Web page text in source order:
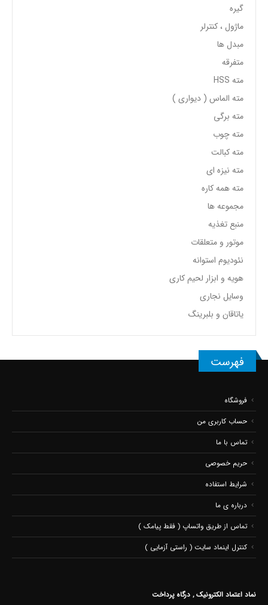
گیره
ماژول ، کنترلر
مبدل ها
متفرقه
مته HSS
مته الماس ( دیواری )
مته برگی
مته چوب
مته کبالت
مته نیزه ای
مته همه کاره
مجموعه ها
منبع تغذیه
موتور و متعلقات
نئودیوم استوانه
هویه و ابزار لحیم کاری
وسایل نجاری
یاتاقان و بلبرینگ
فهرست
فروشگاه
حساب کاربری من
تماس با ما
حریم خصوصی
شرایط استفاده
درباره ی ما
تماس از طریق واتساپ ( فقط پیامک )
کنترل اینماد سایت ( راستی آزمایی )
نماد اعتماد الکترونیک , درگاه پرداخت